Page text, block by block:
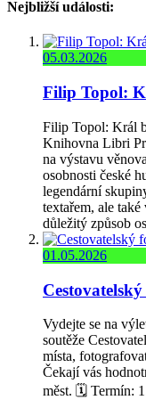
Nejbližší události:
05.03.2026
Filip Topol:
Filip Topol: Král
Knihovna Libri
na výstavu
osobnosti české
legendární
textařem, ale
důležitý způsob
01.05.2026
Vydejte se na
soutěže
místa,
Čekají vás
měst. 🗓️ Termín: